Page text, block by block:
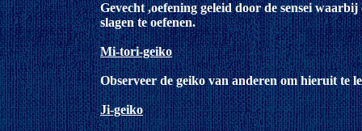
Gevecht ,oefening geleid door de sensei
slagen te oefenen.
Mi-tori-geiko
Observeer de geiko van anderen om hieruit te
Ji-geiko